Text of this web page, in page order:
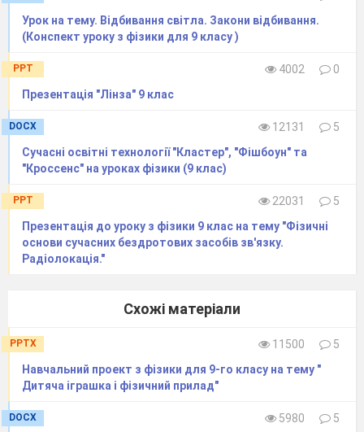
Урок на тему. Відбивання світла. Закони відбивання.
(Конспект уроку з фізики для 9 класу )
PPT 4002
0
Презентація "Лінза" 9 клас
DOCX 12131
5
Сучасні освітні технології "Кластер", "Фішбоун" та
"Кроссенс" на уроках фізики (9 клас)
PPT 22031
5
Презентація до уроку з фізики 9 клас на тему "Фізичні
основи сучасних бездротових засобів зв'язку.
Радіолокація."
Схожі матеріали
PPTX 11500
5
Навчальний проект з фізики для 9-го класу на тему "
Дитяча іграшка і фізичний прилад"
DOCX 5980
5